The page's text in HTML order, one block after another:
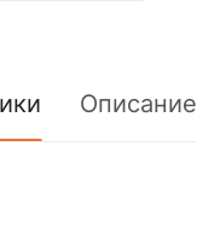
Описание